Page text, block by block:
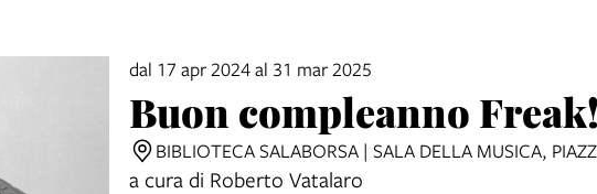
dal 17 apr 2024 al 31 mar 2025
Buon compleanno
BIBLIOTECA SALABORSA | SALA DELLA MUSICA,
a cura di Roberto Vatalaro